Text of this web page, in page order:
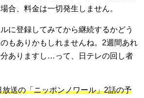
合、料金は一切発生しません。
に登録してみてから継続するかどう
もありかもしれませんね。2週間あれ
ありますし…って、日テレの回し者
送の「ニッポンノワール」2話の予